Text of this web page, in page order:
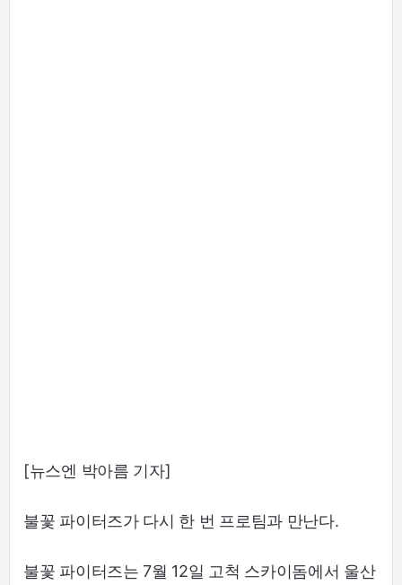
[뉴스엔 박아름 기자]
불꽃 파이터즈가 다시 한 번 프로팀과 만난다.
불꽃 파이터즈는 7월 12일 고척 스카이돔에서 울산